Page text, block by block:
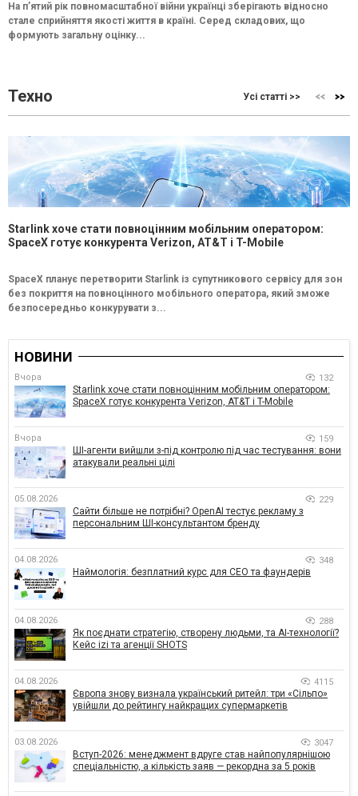
На п’ятий рік повномасштабної війни українці зберігають відносно
стале сприйняття якості життя в країні. Серед складових, що
формують загальну оцінку...
Техно Усі статті >>
Starlink хоче стати повноцінним мобільним оператором:
SpaceX готує конкурента Verizon, AT&T і T-Mobile
SpaceX планує перетворити Starlink із супутникового сервісу для зон
без покриття на повноцінного мобільного оператора, який зможе
безпосередньо конкурувати з...
НОВИНИ
Вчора 132
Starlink хоче стати повноцінним мобільним оператором:
SpaceX готує конкурента Verizon, AT&T і T-Mobile
Вчора 159
ШІ-агенти вийшли з-під контролю під час тестування: вони
атакували реальні цілі
05.08.2026 229
Сайти більше не потрібні? OpenAI тестує рекламу з
персональним ШІ-консультантом бренду
04.08.2026 348
Наймологія: безплатний курс для CEO та фаундерів
04.08.2026 288
Як поєднати стратегію, створену людьми, та AI-технології?
Кейс izi та агенції SHOTS
04.08.2026 4115
Європа знову визнала український ритейл: три «Сільпо»
увійшли до рейтингу найкращих супермаркетів
03.08.2026 3047
Вступ-2026: менеджмент вдруге став найпопулярнішою
спеціальністю, а кількість заяв — рекордна за 5 років